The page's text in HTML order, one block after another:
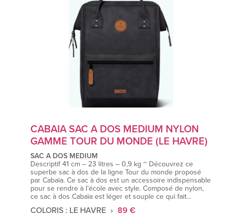
CABAIA SAC A DOS MEDIUM NYLON
GAMME TOUR DU MONDE (LE HAVRE)
SAC A DOS MEDIUM
Descriptif 41 cm – 23 litres – 0,9 kg ~ Découvrez ce
superbe sac à dos de la ligne Tour du monde proposé
par Cabaïa. Ce sac à dos est un accessoire indispensable
pour se rendre à l’école avec style. Composé de nylon,
ce sac à dos Cabaïa est léger et souple ce qui fait…
COLORIS : LE HAVRE 89 €